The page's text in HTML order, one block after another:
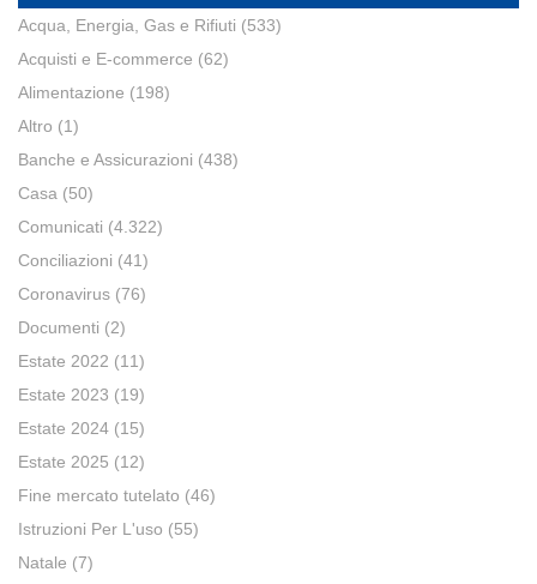
Acqua, Energia, Gas e Rifiuti (533)
Acquisti e E-commerce (62)
Alimentazione (198)
Altro (1)
Banche e Assicurazioni (438)
Casa (50)
Comunicati (4.322)
Conciliazioni (41)
Coronavirus (76)
Documenti (2)
Estate 2022 (11)
Estate 2023 (19)
Estate 2024 (15)
Estate 2025 (12)
Fine mercato tutelato (46)
Istruzioni Per L'uso (55)
Natale (7)